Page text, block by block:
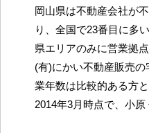
岡山県は不動産会社が
り、全国で23番目に多
県エリアのみに営業拠
(有)にかい不動産販売
業年数は比較的ある方
2014年3月時点で、小原